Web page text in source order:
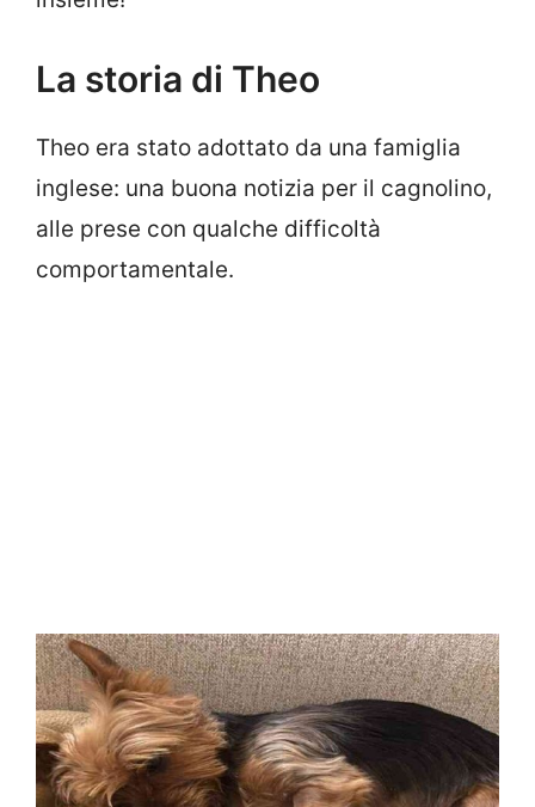
La storia di Theo
Theo era stato adottato da una famiglia
inglese: una buona notizia per il cagnolino,
alle prese con qualche difficoltà
comportamentale.